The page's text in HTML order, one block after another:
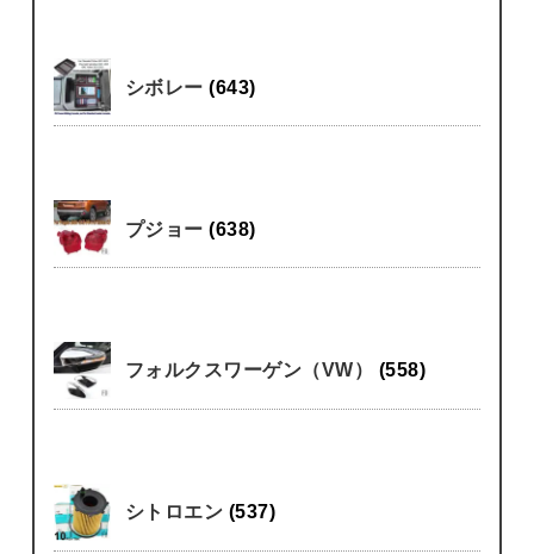
シボレー(643)
プジョー(638)
フォルクスワーゲン（VW） (558)
シトロエン (537)